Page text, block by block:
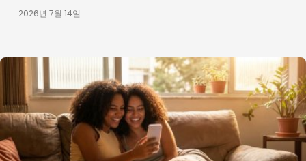
2026년 7월 14일